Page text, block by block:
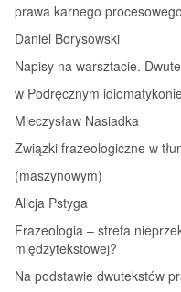
prawa karnego
Daniel Borysowski
Napisy na warsztacie.
w Podręcznym
Mieczysław Nasiadka
Związki frazeologiczne w
(maszynowym)
Alicja Pstyga
Frazeologia – strefa
międzytekstowej?
Na podstawie dwutekstów